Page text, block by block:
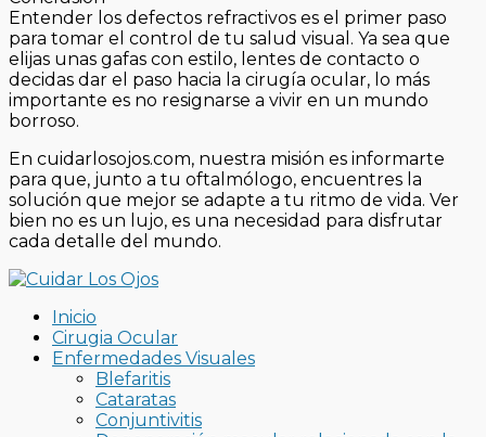
Entender los defectos refractivos es el primer paso
para tomar el control de tu salud visual. Ya sea que
elijas unas gafas con estilo, lentes de contacto o
decidas dar el paso hacia la cirugía ocular, lo más
importante es no resignarse a vivir en un mundo
borroso.
En cuidarlosojos.com, nuestra misión es informarte
para que, junto a tu oftalmólogo, encuentres la
solución que mejor se adapte a tu ritmo de vida. Ver
bien no es un lujo, es una necesidad para disfrutar
cada detalle del mundo.
Inicio
Cirugia Ocular
Enfermedades Visuales
Blefaritis
Cataratas
Conjuntivitis